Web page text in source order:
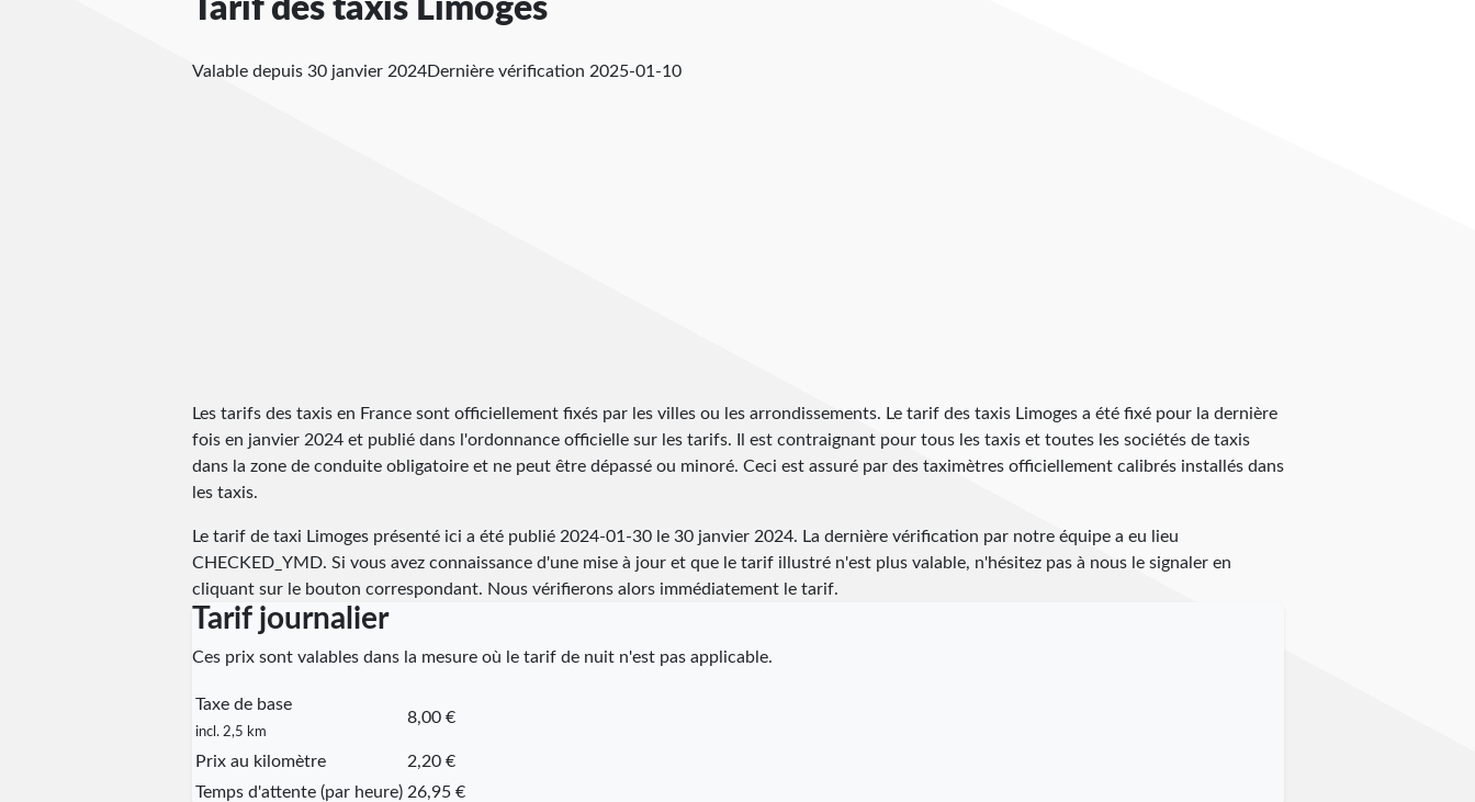
Tarif des taxis Limoges
Valable depuis 30 janvier 2024Dernière vérification 2025-01-10
Les tarifs des taxis en France sont officiellement fixés par les villes ou les arrondissements. Le tarif des taxis Limoges a été fixé pour la dernière
fois en janvier 2024 et publié dans l'ordonnance officielle sur les tarifs. Il est contraignant pour tous les taxis et toutes les sociétés de taxis
dans la zone de conduite obligatoire et ne peut être dépassé ou minoré. Ceci est assuré par des taximètres officiellement calibrés installés dans
les taxis.
Le tarif de taxi Limoges présenté ici a été publié 2024-01-30le 30 janvier 2024. La dernière vérification par notre équipe a eu lieu
CHECKED_YMD. Si vous avez connaissance d'une mise à jour et que le tarif illustré n'est plus valable, n'hésitez pas à nous le signaler en
cliquant sur le bouton correspondant. Nous vérifierons alors immédiatement le tarif.
Tarif journalier
Ces prix sont valables dans la mesure où le tarif de nuit n'est pas applicable.
Taxe de base
incl. 2,5 km
8,00 €
Prix au kilomètre
2,20 €
Temps d'attente (par heure) 26,95 €